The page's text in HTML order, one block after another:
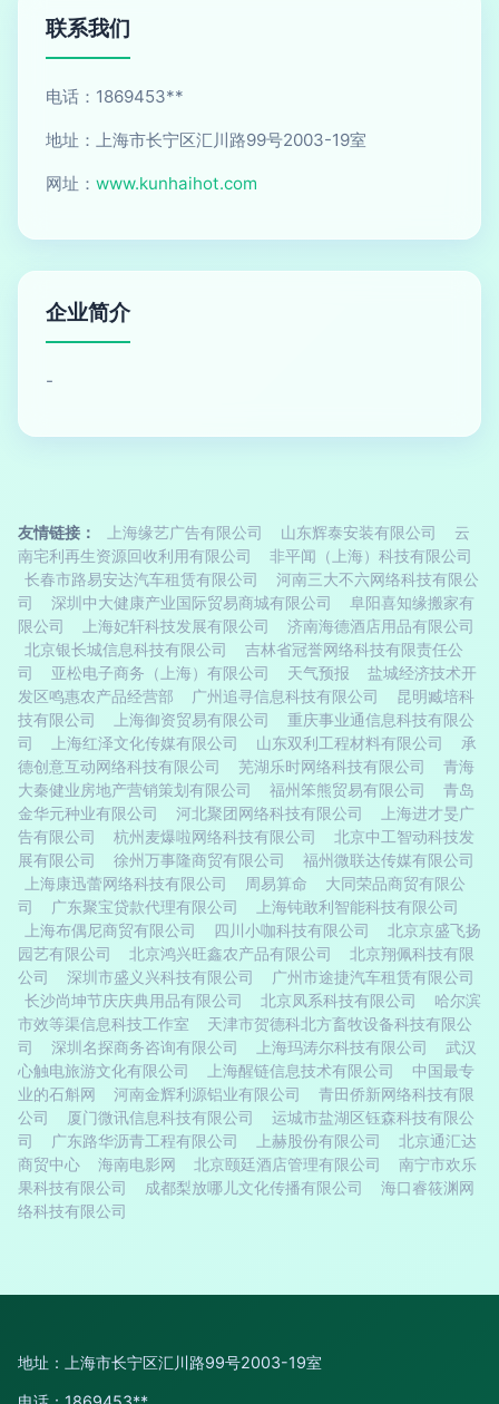
联系我们
电话：1869453**
地址：上海市长宁区汇川路99号2003-19室
网址： www.kunhaihot.com
企业简介
-
友情链接： 上海缘艺广告有限公司 山东辉泰安装有限公司
云
南宅利再生资源回收利用有限公司
非平闻（上海）科技有限公司
长春市路易安达汽车租赁有限公司
河南三大不六网络科技有限公
司
深圳中大健康产业国际贸易商城有限公司
阜阳喜知缘搬家有
限公司
上海妃轩科技发展有限公司
济南海德酒店用品有限公司
北京银长城信息科技有限公司
吉林省冠誉网络科技有限责任公
司
亚松电子商务（上海）有限公司 天气预报
盐城经济技术开
发区鸣惠农产品经营部
广州追寻信息科技有限公司
昆明臧培科
技有限公司
上海御资贸易有限公司
重庆事业通信息科技有限公
司
上海红泽文化传媒有限公司 山东双利工程材料有限公司
承
德创意互动网络科技有限公司
芜湖乐时网络科技有限公司
青海
大秦健业房地产营销策划有限公司
福州笨熊贸易有限公司
青岛
金华元种业有限公司
河北聚团网络科技有限公司
上海进才旻广
告有限公司
杭州麦爆啦网络科技有限公司
北京中工智动科技发
展有限公司
徐州万事隆商贸有限公司
福州微联达传媒有限公司
上海康迅蕾网络科技有限公司
周易算命
大同荣品商贸有限公
司
广东聚宝贷款代理有限公司
上海钝敢利智能科技有限公司
上海布偶尼商贸有限公司
四川小咖科技有限公司
北京京盛飞扬
园艺有限公司
北京鸿兴旺鑫农产品有限公司
北京翔佩科技有限
公司
深圳市盛义兴科技有限公司
广州市途捷汽车租赁有限公司
长沙尚坤节庆庆典用品有限公司
北京凤系科技有限公司
哈尔滨
市效等渠信息科技工作室
天津市贺德科北方畜牧设备科技有限公
司
深圳名探商务咨询有限公司 上海玛涛尔科技有限公司
武汉
心触电旅游文化有限公司
上海醒链信息技术有限公司
中国最专
业的石斛网
河南金辉利源铝业有限公司
青田侨新网络科技有限
公司
厦门微讯信息科技有限公司
运城市盐湖区钰森科技有限公
司
广东路华沥青工程有限公司 上赫股份有限公司
北京通汇达
商贸中心
海南电影网 北京颐廷酒店管理有限公司
南宁市欢乐
果科技有限公司
成都梨放哪儿文化传播有限公司
海口睿筱渊网
络科技有限公司
地址：上海市长宁区汇川路99号2003-19室